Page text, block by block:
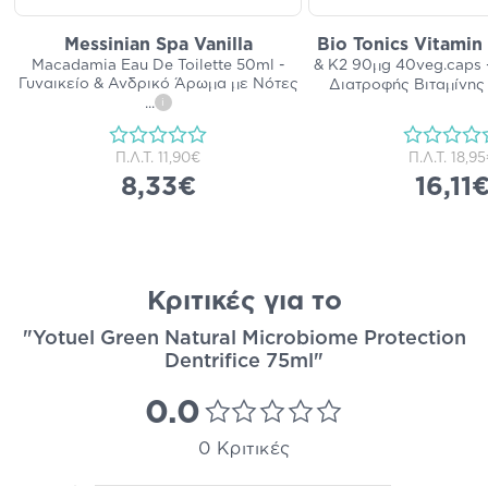
Messinian Spa Vanilla
Macadamia Eau De Toilette 50ml -
Γυναικείο & Ανδρικό Άρωμα με Νότες
...
i
Π.Λ.Τ. 11,90€
8,33€
Bio Tonics
& K2 90μg 40veg.caps
Διατροφής
Π.Λ.Τ.
Κριτικές για το
"Yotuel Green Natural Microbiome Protection
Dentrifice 75ml"
0.0
0 Κριτικές